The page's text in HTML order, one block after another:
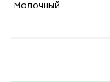
Молочный